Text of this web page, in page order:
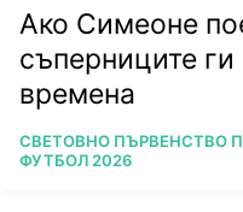
Ако Симеоне
съперниците ги
времена
ПОВЕЧЕ ОТ
СВЕТОВНО ПЪРВЕНСТВО
ФУТБОЛ 2026